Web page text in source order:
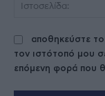
αποθηκεύστε
τον ιστότοπό μου
επόμενη φορά που